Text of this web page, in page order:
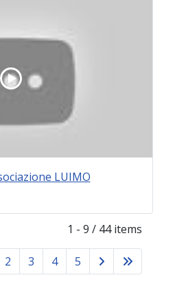
LUIMO
1 - 9 / 44 items
2 3 4 5